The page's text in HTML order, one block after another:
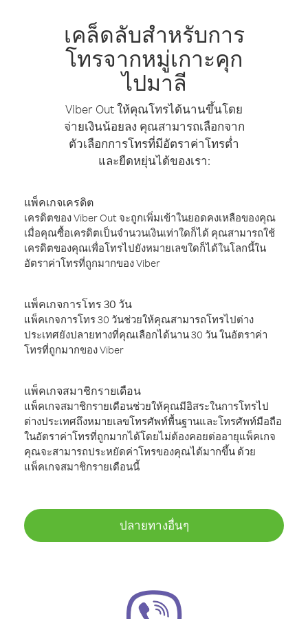
เคล็ดลับสำหรับการ
โทรจากหมู่เกาะคุก
ไปมาลี
Viber Out ให้คุณโทรได้นานขึ้นโดย
จ่ายเงินน้อยลง คุณสามารถเลือกจาก
ตัวเลือกการโทรที่มีอัตราค่าโทรต่ำ
และยืดหยุ่นได้ของเรา:
แพ็คเกจเครดิต
เครดิตของ Viber Out จะถูกเพิ่มเข้าในยอดคงเหลือของคุณ
เมื่อคุณซื้อเครดิตเป็นจำนวนเงินเท่าใดก็ได้ คุณสามารถใช้
เครดิตของคุณเพื่อโทรไปยังหมายเลขใดก็ได้ในโลกนี้ใน
อัตราค่าโทรที่ถูกมากของ Viber
แพ็คเกจการโทร 30 วัน
แพ็คเกจการโทร 30 วันช่วยให้คุณสามารถโทรไปต่าง
ประเทศยังปลายทางที่คุณเลือกได้นาน 30 วัน ในอัตราค่า
โทรที่ถูกมากของ Viber
แพ็คเกจสมาชิกรายเดือน
แพ็คเกจสมาชิกรายเดือนช่วยให้คุณมีอิสระในการโทรไป
ต่างประเทศถึงหมายเลขโทรศัพท์พื้นฐานและโทรศัพท์มือถือ
ในอัตราค่าโทรที่ถูกมากได้โดยไม่ต้องคอยต่ออายุแพ็คเกจ
คุณจะสามารถประหยัดค่าโทรของคุณได้มากขึ้น ด้วย
แพ็คเกจสมาชิกรายเดือนนี้
ปลายทางอื่นๆ